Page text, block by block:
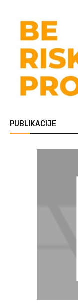
PUBLIKACIJE